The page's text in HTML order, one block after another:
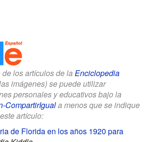
los artículos de la Enciclopedia
imágenes) se puede utilizar
personales y educativos bajo la
CompartirIguala menos que se indique
artículo:
de Florida en los años 1920 para